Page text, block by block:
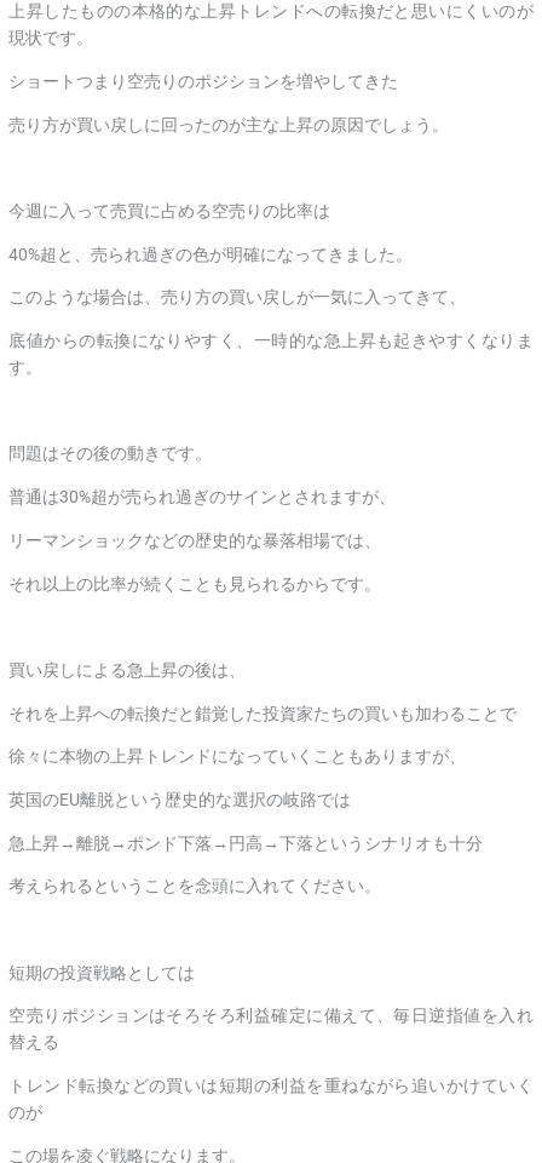
上昇したものの本格的な上昇トレンドへの転換だと思いにくいのが
現状です。
ショートつまり空売りのポジションを増やしてきた
売り方が買い戻しに回ったのが主な上昇の原因でしょう。
今週に入って売買に占める空売りの比率は
40%超と、売られ過ぎの色が明確になってきました。
このような場合は、売り方の買い戻しが一気に入ってきて、
底値からの転換になりやすく、一時的な急上昇も起きやすくなりま
す。
問題はその後の動きです。
普通は30%超が売られ過ぎのサインとされますが、
リーマンショックなどの歴史的な暴落相場では、
それ以上の比率が続くことも見られるからです。
買い戻しによる急上昇の後は、
それを上昇への転換だと錯覚した投資家たちの買いも加わることで
徐々に本物の上昇トレンドになっていくこともありますが、
英国のEU離脱という歴史的な選択の岐路では
急上昇→離脱→ポンド下落→円高→下落というシナリオも十分
考えられるということを念頭に入れてください。
短期の投資戦略としては
空売りポジションはそろそろ利益確定に備えて、毎日逆指値を入れ
替える
トレンド転換などの買いは短期の利益を重ねながら追いかけていく
のが
この場を凌ぐ戦略になります。